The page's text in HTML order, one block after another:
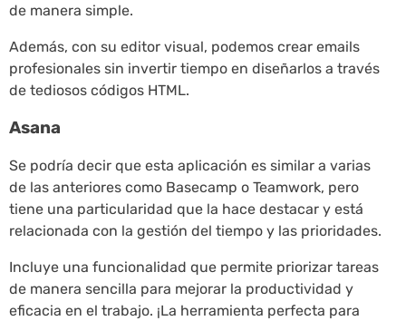
de manera simple.
Además, con su editor visual, podemos crear emails
profesionales sin invertir tiempo en diseñarlos a través
de tediosos códigos HTML.
Asana
Se podría decir que esta aplicación es similar a varias
de las anteriores como Basecamp o Teamwork, pero
tiene una particularidad que la hace destacar y está
relacionada con la gestión del tiempo y las prioridades.
Incluye una funcionalidad que permite priorizar tareas
de manera sencilla para mejorar la productividad y
eficacia en el trabajo. ¡La herramienta perfecta para